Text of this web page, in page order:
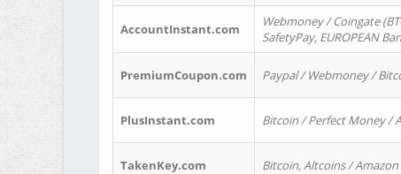
AccountInstant.com
Webmoney / Coingate
SafetyPay, EUROPEAN
PremiumCoupon.com Paypal / Webmoney /
PlusInstant.com Bitcoin / Perfect Money /
TakenKey.com Bitcoin, Altcoins / Amazon